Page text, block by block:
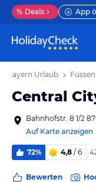
% Deals App
Bayern Urlaub
Central
Bahnhofstr. 8 1/2
Auf Karte anzeigen
72% 4,8 / 6
Bewerten